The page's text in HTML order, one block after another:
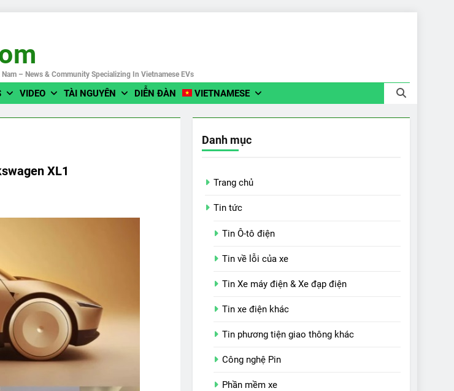
– News & Community Specializing In Vietnamese EVs
VIDEO TÀI NGUYÊN DIỄN ĐÀN VIETNAMESE
XL1
Danh mục
Trang chủ
Tin tức
Tin Ô-tô điện
Tin về lỗi của xe
Tin Xe máy điện & Xe đạp điện
Tin xe điện khác
Tin phương tiện giao thông khác
Công nghệ Pin
Phần mềm xe